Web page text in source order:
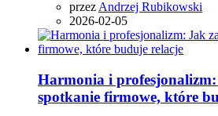
przez Andrzej Rubikowski
2026-02-05
Harmonia i
spotkanie firmowe, które